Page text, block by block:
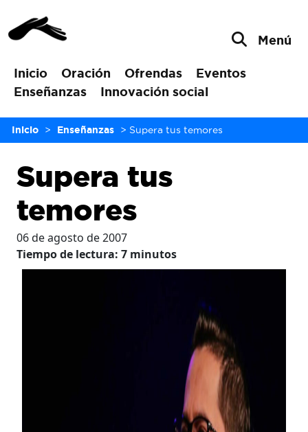
Inicio Oración Ofrendas
Eventos
Enseñanzas
Innovación social
Menú
Inicio > Enseñanzas > Supera tus temores
Supera tus
temores
06 de agosto de 2007
Tiempo de lectura: 7 minutos